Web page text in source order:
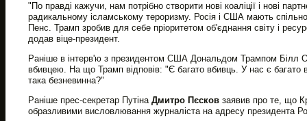
"По правді кажучи, нам потрібно створити нові коаліції і нові
радикальному ісламському тероризму. Росія і США мають
Пенс. Трамп зробив для себе пріоритетом об'єднання світу і
додав віце-президент.
Раніше в інтерв'ю з президентом США Дональдом Трампом Білл
вбивцею. На що Трамп відповів: "Є багато вбивць. У нас є
така безневинна?"
Раніше прес-секретар Путіна Дмитро Пєсков заявив про те, що
образливими висловлювання журналіста на адресу президента